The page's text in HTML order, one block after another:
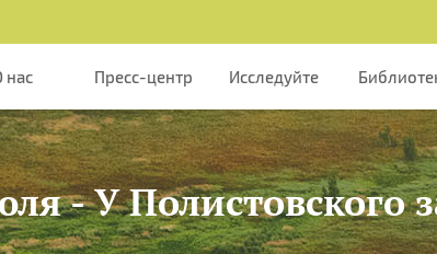
нас Пресс-центр Исследуйте
- У Полистовского